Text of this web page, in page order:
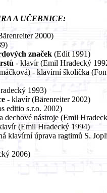
A UČEBNICE:
2000)
značek (Edit 1991)
- klavír (Emil Hradecký
- klavírní školička
1993)
- klavír (Bärenreiter 2002)
editio s.r.o. 2002)
dechové nástroje (Emil
(Emil Hradecký 1994)
klavírní úprava ragtimů S.
2006)